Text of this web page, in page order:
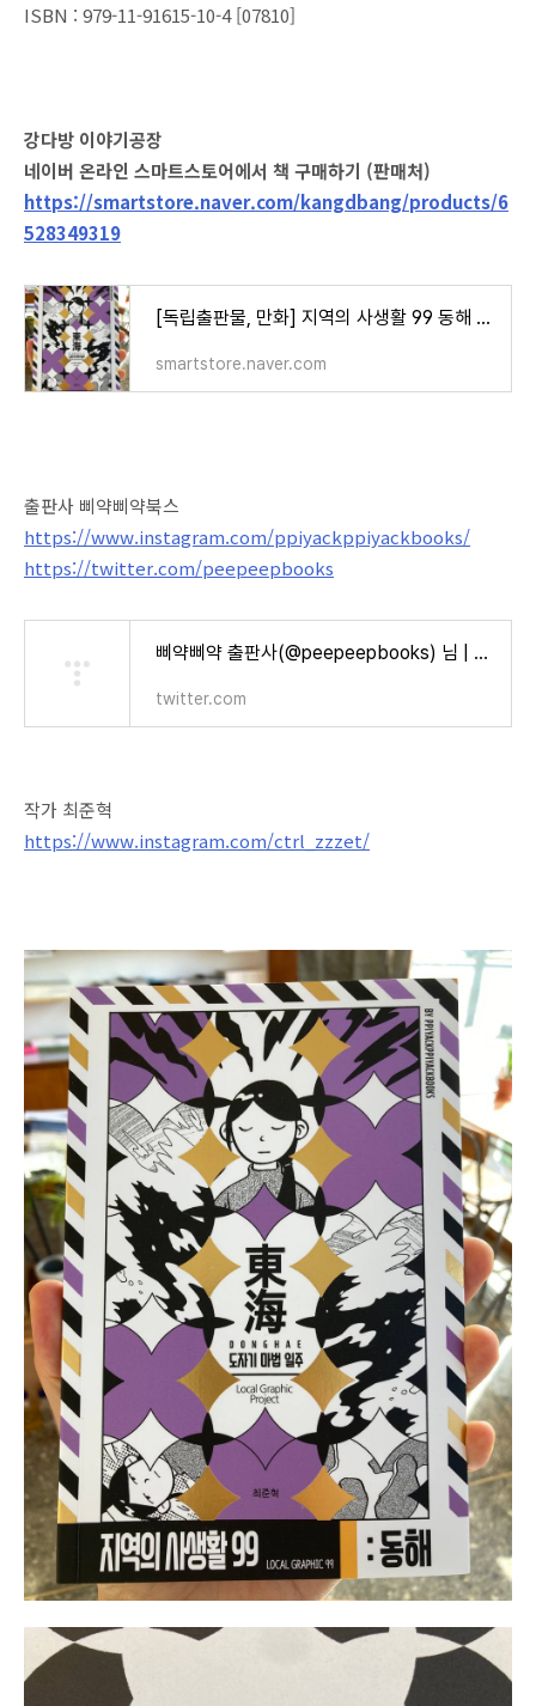
ISBN : 979-11-91615-10-4 [07810]
강다방 이야기공장
네이버 온라인 스마트스토어에서 책 구매하기 (판매처)
https://smartstore.naver.com/kangdbang/products/6
528349319
[독립출판물, 만화] 지역의 사생활 99 동해 (도자기 마법 일주) : 강다방
smartstore.naver.com
출판사 삐약삐약북스
https://www.instagram.com/ppiyackppiyackbooks/
https://twitter.com/peepeepbooks
삐약삐약 출판사(@peepeepbooks) 님 | 트위터
twitter.com
작가 최준혁
https://www.instagram.com/ctrl_zzzet/